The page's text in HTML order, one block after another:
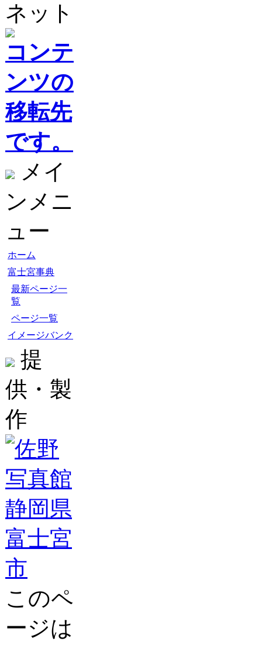
ネット
コンテ
ンツの
移転先
です。
メイ
ンメニ
ュー
ホーム
富士宮事典
最新ページ一
覧
ページ一覧
イメージバンク
提
供・製
作
このペ
ージは